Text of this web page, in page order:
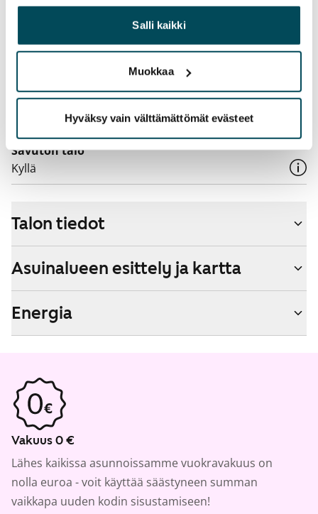
yhdistää näitä tietoja muihin tietoihin, joita olet antanut
heille tai joita on kerätty, kun olet käyttänyt heidän
palvelujaan.
Salli kaikki
Muokkaa
Hyväksy vain välttämättömät evästeet
Vuokraan sisältyy 50 M laajakaistaliittymä. Voit hankkia
lisänopeutta etuhintaan ottamalla yhteyttä
Lemmikit sallittu
Savuton talo
Kyllä
Talon tiedot
Asuinalueen esittely ja kartta
Energia
Vakuus 0 €
Lähes kaikissa asunnoissamme vuokravakuus on
nolla euroa - voit käyttää säästyneen summan
vaikkapa uuden kodin sisustamiseen!